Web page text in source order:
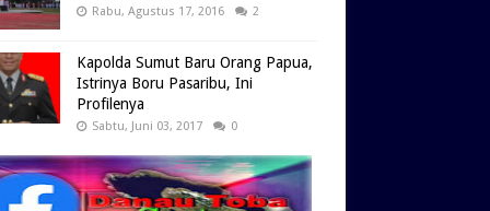
Rabu, Agustus 17, 2016 2
Kapolda Sumut Baru Orang Papua,
Istrinya Boru Pasaribu, Ini
Profilenya
Sabtu, Juni 03, 2017 0